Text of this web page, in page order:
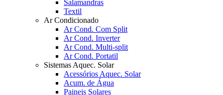
Salamandras
Textil
Ar Condicionado
Ar Cond. Com Split
Ar Cond. Inverter
Ar Cond. Multi-split
Ar Cond. Portatil
Sistemas Aquec. Solar
Acessórios Aquec. Solar
Acum. de Água
Paineis Solares